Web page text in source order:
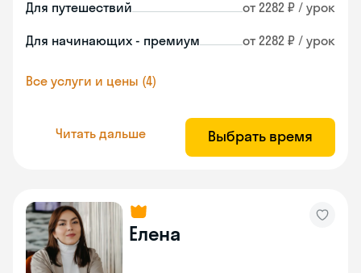
Для путешествий от 2282 ₽ / урок
Для начинающих - премиум от 2282 ₽ / урок
Все услуги и цены (4)
Читать дальше Выбрать время
Елена